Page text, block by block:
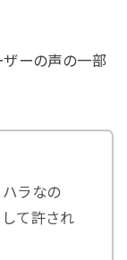
ーの声の一部
ラなの
て許され